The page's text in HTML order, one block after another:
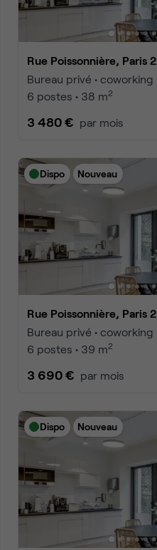
Rue Poissonnière, Paris 2
Bureau privé • coworking
6 postes • 38 m2
3 480 € par mois
Dispo Nouveau
Rue Poissonnière, Paris 2
Bureau privé • coworking
6 postes • 39 m2
3 690 € par mois
Dispo Nouveau